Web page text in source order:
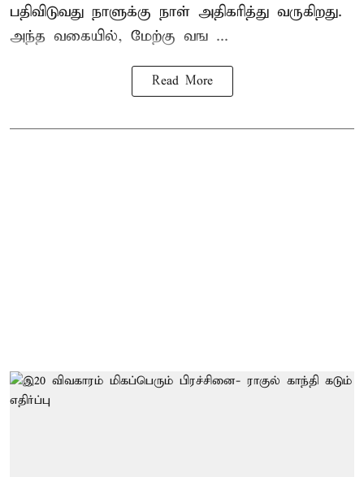
பதிவிடுவது நாளுக்கு நாள் அதிகரித்து வருகிறது.
அந்த வகையில், மேற்கு வங ...
Read More